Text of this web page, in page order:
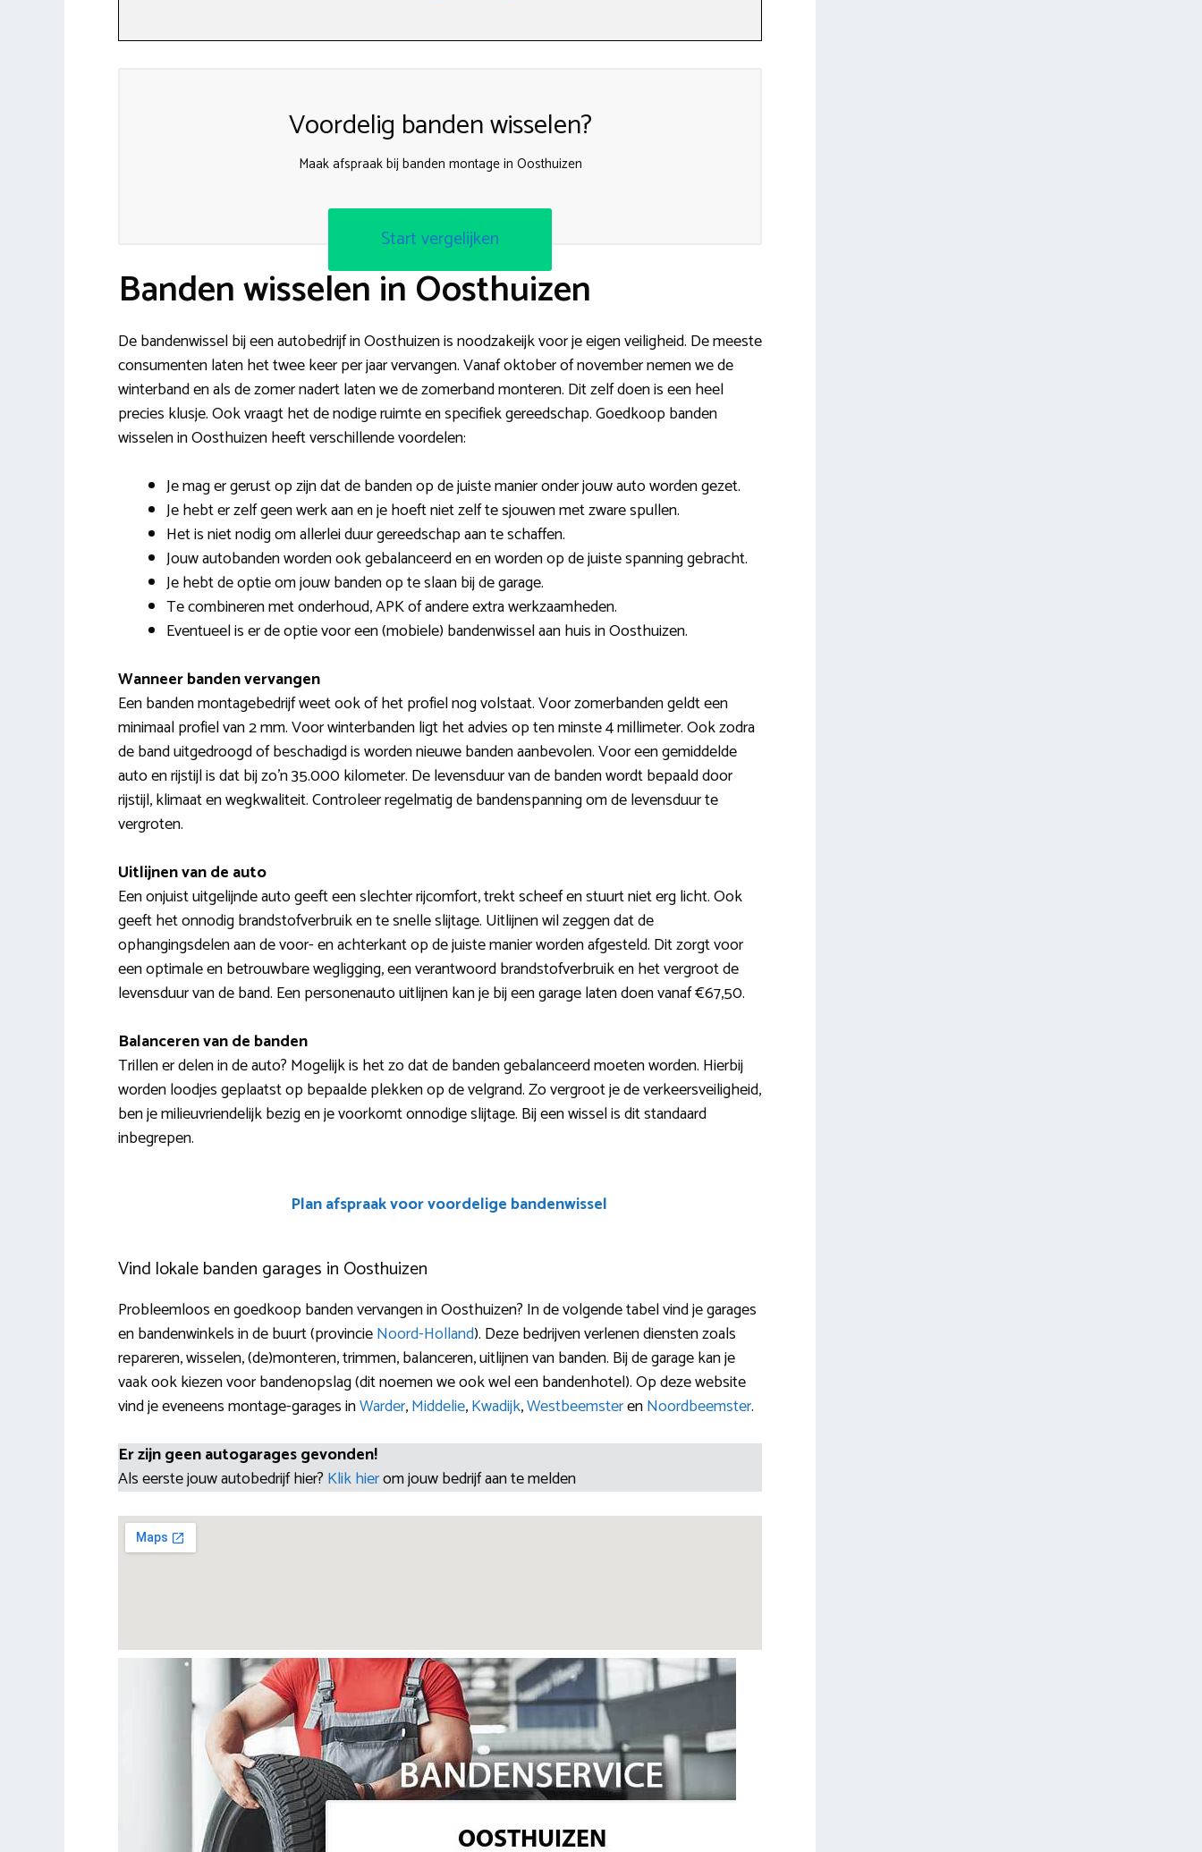
Voordelig banden wisselen?
Maak afspraak bij banden montage in Oosthuizen
Start vergelijken
Banden wisselen in Oosthuizen
De bandenwissel bij een autobedrijf in Oosthuizen is noodzakeijk voor je eigen veiligheid. De meeste
consumenten laten het twee keer per jaar vervangen. Vanaf oktober of november nemen we de
winterband en als de zomer nadert laten we de zomerband monteren. Dit zelf doen is een heel
precies klusje. Ook vraagt het de nodige ruimte en specifiek gereedschap. Goedkoop banden
wisselen in Oosthuizen heeft verschillende voordelen:
Je mag er gerust op zijn dat de banden op de juiste manier onder jouw auto worden gezet.
Je hebt er zelf geen werk aan en je hoeft niet zelf te sjouwen met zware spullen.
Het is niet nodig om allerlei duur gereedschap aan te schaffen.
Jouw autobanden worden ook gebalanceerd en en worden op de juiste spanning gebracht.
Je hebt de optie om jouw banden op te slaan bij de garage.
Te combineren met onderhoud, APK of andere extra werkzaamheden.
Eventueel is er de optie voor een (mobiele) bandenwissel aan huis in Oosthuizen.
Wanneer banden vervangen
Een banden montagebedrijf weet ook of het profiel nog volstaat. Voor zomerbanden geldt een
minimaal profiel van 2 mm. Voor winterbanden ligt het advies op ten minste 4 millimeter. Ook zodra
de band uitgedroogd of beschadigd is worden nieuwe banden aanbevolen. Voor een gemiddelde
auto en rijstijl is dat bij zo’n 35.000 kilometer. De levensduur van de banden wordt bepaald door
rijstijl, klimaat en wegkwaliteit. Controleer regelmatig de bandenspanning om de levensduur te
vergroten.
Uitlijnen van de auto
Een onjuist uitgelijnde auto geeft een slechter rijcomfort, trekt scheef en stuurt niet erg licht. Ook
geeft het onnodig brandstofverbruik en te snelle slijtage. Uitlijnen wil zeggen dat de
ophangingsdelen aan de voor- en achterkant op de juiste manier worden afgesteld. Dit zorgt voor
een optimale en betrouwbare wegligging, een verantwoord brandstofverbruik en het vergroot de
levensduur van de band. Een personenauto uitlijnen kan je bij een garage laten doen vanaf €67,50.
Balanceren van de banden
Trillen er delen in de auto? Mogelijk is het zo dat de banden gebalanceerd moeten worden. Hierbij
worden loodjes geplaatst op bepaalde plekken op de velgrand. Zo vergroot je de verkeersveiligheid,
ben je milieuvriendelijk bezig en je voorkomt onnodige slijtage. Bij een wissel is dit standaard
inbegrepen.
Plan afspraak voor voordelige bandenwissel
Vind lokale banden garages in Oosthuizen
Probleemloos en goedkoop banden vervangen in Oosthuizen? In de volgende tabel vind je garages
en bandenwinkels in de buurt (provincieNoord-Holland). Deze bedrijven verlenen diensten zoals
repareren, wisselen, (de)monteren, trimmen, balanceren, uitlijnen van banden. Bij de garage kan je
vaak ook kiezen voor bandenopslag (dit noemen we ook wel een bandenhotel). Op deze website
vind je eveneens montage-garages inWarder,Middelie,Kwadijk,WestbeemsterenNoordbeemster.
Er zijn geen autogarages gevonden!
Als eerste jouw autobedrijf hier? Klik hierom jouw bedrijf aan te melden